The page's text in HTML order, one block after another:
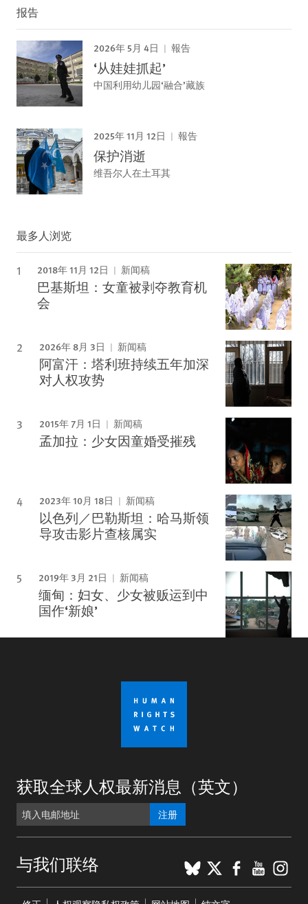
报告
2026年 5月 4日 報告
‘从娃娃抓起’
中国利用幼儿园‘融合’藏族
2025年 11月 12日 報告
保护消逝
维吾尔人在土耳其
最多人浏览
2018年 11月 12日 新闻稿
巴基斯坦：女童被剥夺教育机
会
2026年 8月 3日 新闻稿
阿富汗：塔利班持续五年加深
对人权攻势
2015年 7月 1日 新闻稿
孟加拉：少女因童婚受摧残
2023年 10月 18日 新闻稿
以色列／巴勒斯坦：哈马斯领
导攻击影片查核属实
2019年 3月 21日 新闻稿
缅甸：妇女、少女被贩运到中
国作‘新娘’
获取全球人权最新消息（英文）
注册
与我们联络 BlueSky
X